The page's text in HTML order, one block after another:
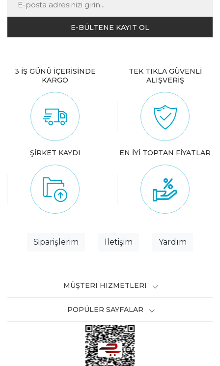
3 İŞ GÜNÜ İÇERİSİNDE
KARGO
TEK TIKLA GÜVENLİ
ALIŞVERİŞ
ŞİRKET KAYDI EN İYİ TOPTAN FİYATLAR
Siparişlerim İletişim Yardım
MÜŞTERI HIZMETLERI
POPÜLER SAYFALAR